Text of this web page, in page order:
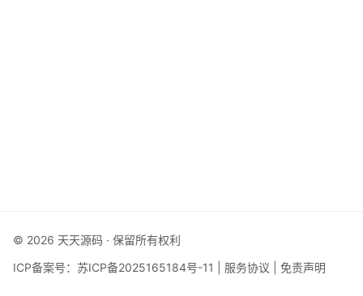
© 2026 天天源码 · 保留所有权利
ICP备案号： 苏ICP备2025165184号-11 服务协议 免责声明